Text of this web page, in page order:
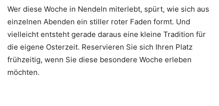
Wer diese Woche in Nendeln miterlebt, spürt, wie sich aus
einzelnen Abenden ein stiller roter Faden formt. Und
vielleicht entsteht gerade daraus eine kleine Tradition für
die eigene Osterzeit. Reservieren Sie sich Ihren Platz
frühzeitig, wenn Sie diese besondere Woche erleben
möchten.